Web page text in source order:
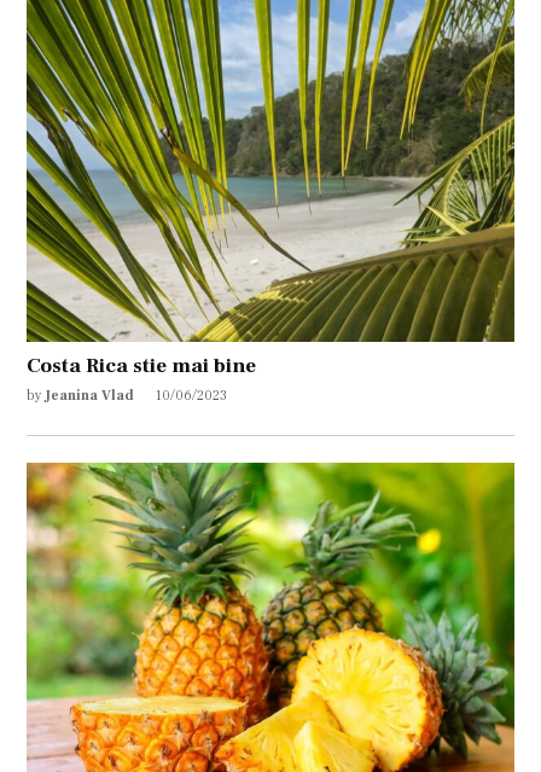
Costa Rica stie mai bine
by Jeanina Vlad 10/06/2023